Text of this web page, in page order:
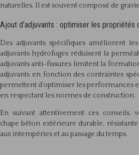
naturelles. Il est souvent composé de
Ajout d’adjuvants : optimiser les propriétés
Des adjuvants spécifiques améliorent
adjuvants hydrofuges réduisent la
adjuvants anti-fissures limitent la
adjuvants en fonction des contraintes
permettent d’optimiser les performances
en respectant les normes de construction.
En suivant attentivement ces conseils,
chape béton extérieure durable,
aux intempéries et au passage du temps.